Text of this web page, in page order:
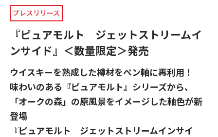
プレスリリース
『ピュアモルト ジェットストリームイ
ンサイド』＜数量限定＞発売
ウイスキーを熟成した樽材をペン軸に再利用！
味わいのある『ピュアモルト』シリーズから、
「オークの森」の原風景をイメージした軸色が新
登場
『ピュアモルト ジェットストリームインサイ